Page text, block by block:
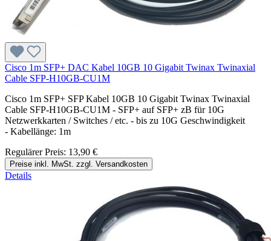
Cisco 1m SFP+ DAC Kabel 10GB 10 Gigabit Twinax Twinaxial
Cable SFP-H10GB-CU1M
Cisco 1m SFP+ SFP Kabel 10GB 10 Gigabit Twinax Twinaxial
Cable SFP-H10GB-CU1M - SFP+ auf SFP+ zB für 10G
Netzwerkkarten / Switches / etc. - bis zu 10G Geschwindigkeit
- Kabellänge: 1m
Regulärer Preis: 13,90 €
Preise inkl. MwSt. zzgl. Versandkosten
Details